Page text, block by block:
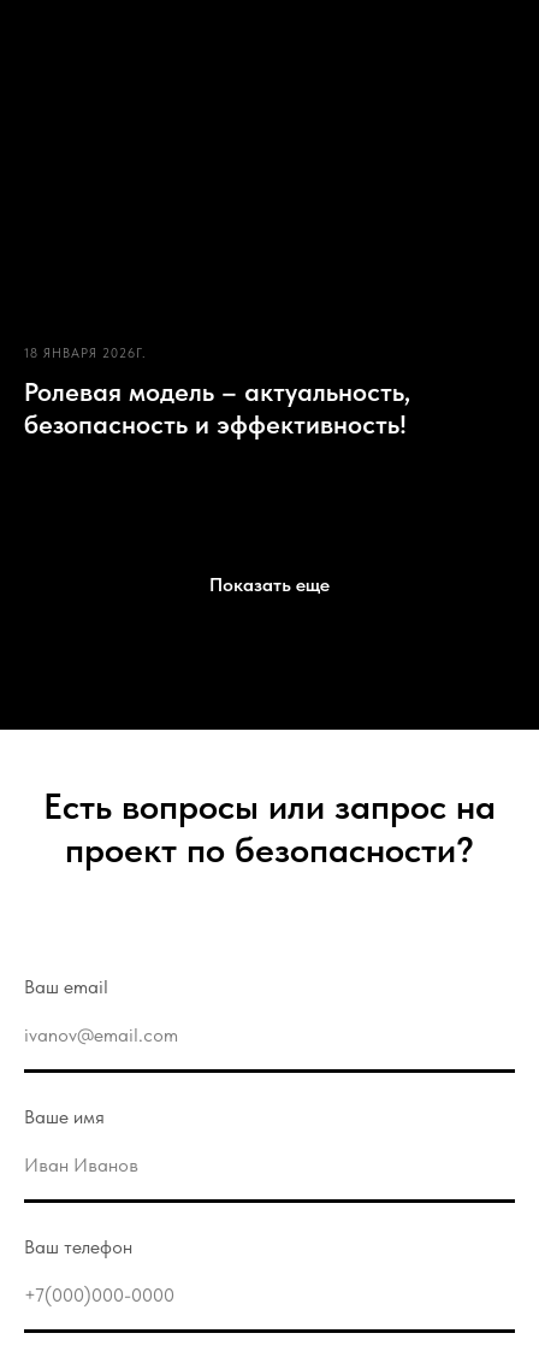
18 ЯНВАРЯ 2026Г.
Ролевая модель – актуальность,
безопасность и эффективность!
Показать еще
Есть вопросы или запрос на
проект по безопасности?
Ваш email
Ваше имя
Ваш телефон